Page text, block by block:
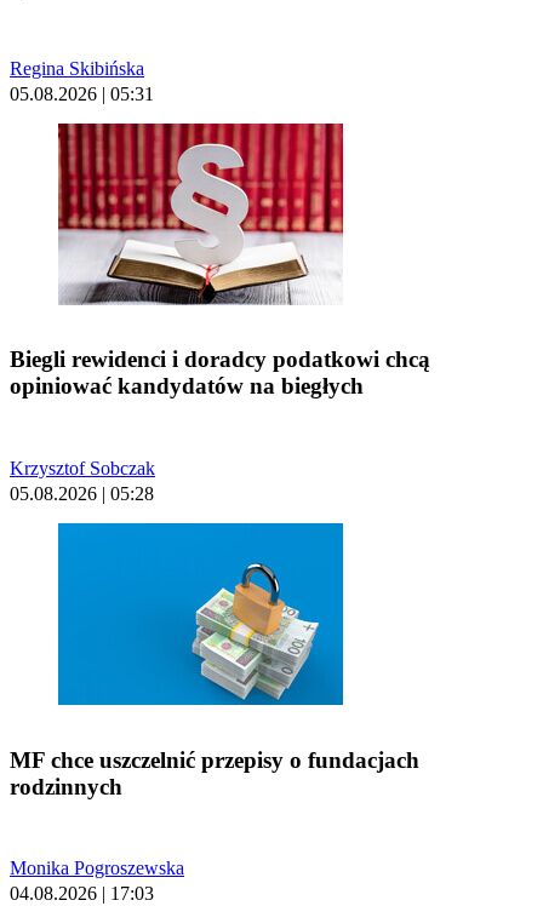
Regina Skibińska
05.08.2026 | 05:31
Biegli rewidenci i doradcy podatkowi chcą
opiniować kandydatów na biegłych
Krzysztof Sobczak
05.08.2026 | 05:28
MF chce uszczelnić przepisy o fundacjach
rodzinnych
Monika Pogroszewska
04.08.2026 | 17:03